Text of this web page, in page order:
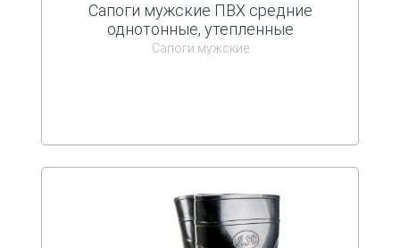
Сапоги мужские ПВХ средние
однотонные, утепленные
Сапоги мужские